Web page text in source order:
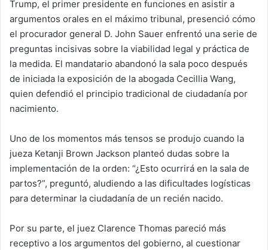
Trump, el primer presidente en funciones en asistir a
argumentos orales en el máximo tribunal, presenció cómo
el procurador general D. John Sauer enfrentó una serie de
preguntas incisivas sobre la viabilidad legal y práctica de
la medida. El mandatario abandonó la sala poco después
de iniciada la exposición de la abogada Cecillia Wang,
quien defendió el principio tradicional de ciudadanía por
nacimiento.
Uno de los momentos más tensos se produjo cuando la
jueza Ketanji Brown Jackson planteó dudas sobre la
implementación de la orden: “¿Esto ocurrirá en la sala de
partos?”, preguntó, aludiendo a las dificultades logísticas
para determinar la ciudadanía de un recién nacido.
Por su parte, el juez Clarence Thomas pareció más
receptivo a los argumentos del gobierno, al cuestionar